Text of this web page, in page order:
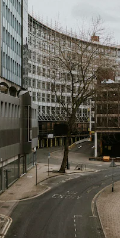
entre criativos, empresas,
estúdios.
2010-2026 Freepik Company S.L.U.